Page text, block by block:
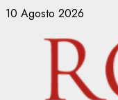
Vai
contenuto
10 Agosto 2026